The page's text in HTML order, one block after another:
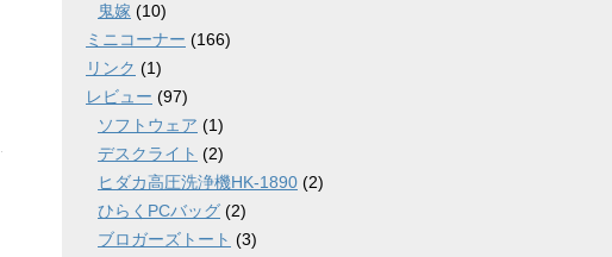
鬼嫁 (10)
ミニコーナー (166)
リンク (1)
レビュー (97)
ソフトウェア (1)
デスクライト (2)
ヒダカ高圧洗浄機HK-1890 (2)
ひらくPCバッグ (2)
ブロガーズトート (3)